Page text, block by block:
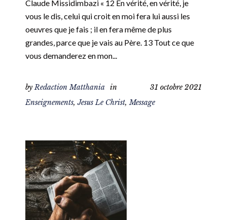
Claude Missidimbazi « 12 En vérité, en vérité, je
vous le dis, celui qui croit en moi fera lui aussi les
oeuvres que je fais ; il en fera même de plus
grandes, parce que je vais au Père. 13 Tout ce que
vous demanderez en mon...
31 octobre 2021
byRedaction Matthania in
Enseignements,Jesus Le Christ,Message